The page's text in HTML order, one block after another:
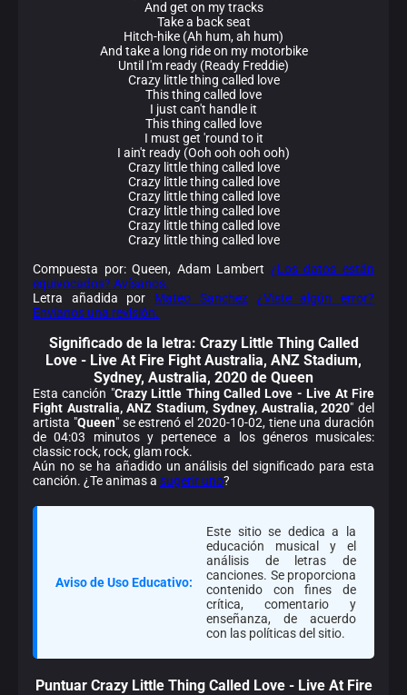
And get on my tracks
Take a back seat
Hitch-hike (Ah hum, ah hum)
And take a long ride on my motorbike
Until I'm ready (Ready Freddie)
Crazy little thing called love
This thing called love
I just can't handle it
This thing called love
I must get 'round to it
I ain't ready (Ooh ooh ooh ooh)
Crazy little thing called love
Crazy little thing called love
Crazy little thing called love
Crazy little thing called love
Crazy little thing called love
Crazy little thing called love
Compuesta por: Queen, Adam Lambert ¿Los datos están
equivocados? Avísanos.
Letra añadida por Mateo Sanchez
¿Viste algún error?
Envíanos una revisión.
Significado de la letra: Crazy Little Thing Called
Love - Live At Fire Fight Australia, ANZ Stadium,
Sydney, Australia, 2020 de Queen
Esta canción "Crazy Little Thing Called Love - Live At Fire
Fight Australia, ANZ Stadium, Sydney, Australia, 2020" del
artista "Queen" se estrenó el 2020-10-02, tiene una duración
de 04:03 minutos y pertenece a los géneros musicales:
classic rock, rock, glam rock.
Aún no se ha añadido un análisis del significado para esta
canción. ¿Te animas a sugerir uno?
Aviso de Uso Educativo:
Este sitio se dedica a la
educación musical y el
análisis de letras de
canciones. Se proporciona
contenido con fines de
crítica, comentario y
enseñanza, de acuerdo
con las políticas del sitio.
Puntuar Crazy Little Thing Called Love - Live At Fire